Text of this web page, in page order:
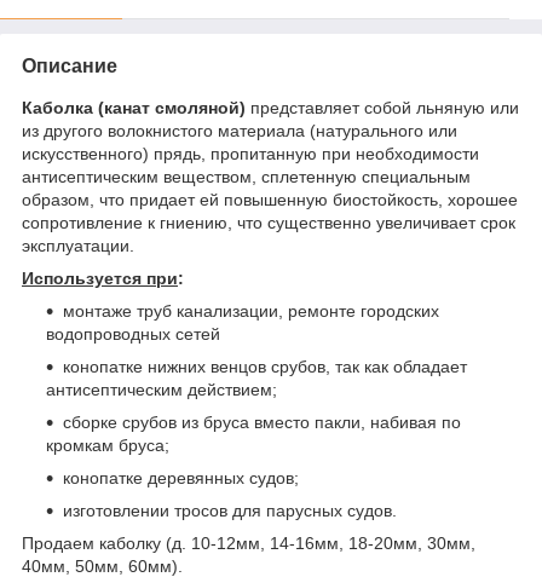
Описание
Каболка (канат смоляной) представляет собой льняную или
из другого волокнистого материала (натурального или
искусственного) прядь, пропитанную при необходимости
антисептическим веществом, сплетенную специальным
образом, что придает ей повышенную биостойкость, хорошее
сопротивление к гниению, что существенно увеличивает срок
эксплуатации.
Используется при:
монтаже труб канализации, ремонте городских
водопроводных сетей
конопатке нижних венцов срубов, так как обладает
антисептическим действием;
сборке срубов из бруса вместо пакли, набивая по
кромкам бруса;
конопатке деревянных судов;
изготовлении тросов для парусных судов.
Продаем каболку (д. 10-12мм, 14-16мм, 18-20мм, 30мм,
40мм, 50мм, 60мм).